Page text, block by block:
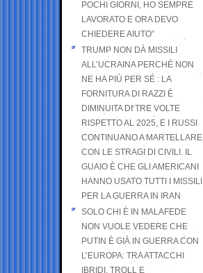
POCHI GIORNI, HO SEMPRE
LAVORATO E ORA DEVO
CHIEDERE AIUTO”
TRUMP NON DÀ MISSILI
ALL’UCRAINA PERCHÉ NON
NE HA PIÙ PER SÉ : LA
FORNITURA DI RAZZI È
DIMINUITA DI TRE VOLTE
RISPETTO AL 2025, E I RUSSI
CONTINUANO A MARTELLARE
CON LE STRAGI DI CIVILI. IL
GUAIO È CHE GLI AMERICANI
HANNO USATO TUTTI I MISSILI
PER LA GUERRA IN IRAN
SOLO CHI È IN MALAFEDE
NON VUOLE VEDERE CHE
PUTIN È GIÀ IN GUERRA CON
L’EUROPA: TRA ATTACCHI
IBRIDI, TROLL E